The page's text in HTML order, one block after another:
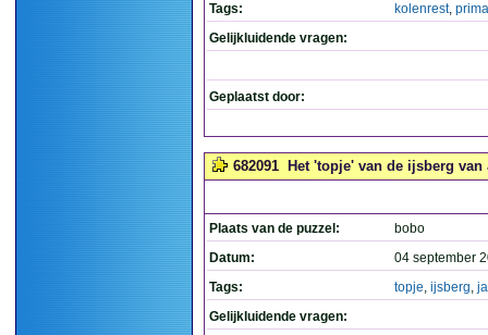
Tags:
kolenrest, prima
Gelijkluidende vragen:
Geplaatst door:
682091 Het 'topje' van de ijsberg van
Plaats van de puzzel:
bobo
Datum:
04 september
Tags:
topje, ijsberg,
Gelijkluidende vragen: